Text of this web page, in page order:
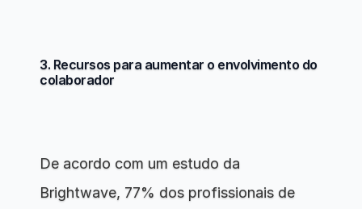
3. Recursos para aumentar o envolvimento do
colaborador
De acordo com um estudo da
Brightwave, 77% dos profissionais de